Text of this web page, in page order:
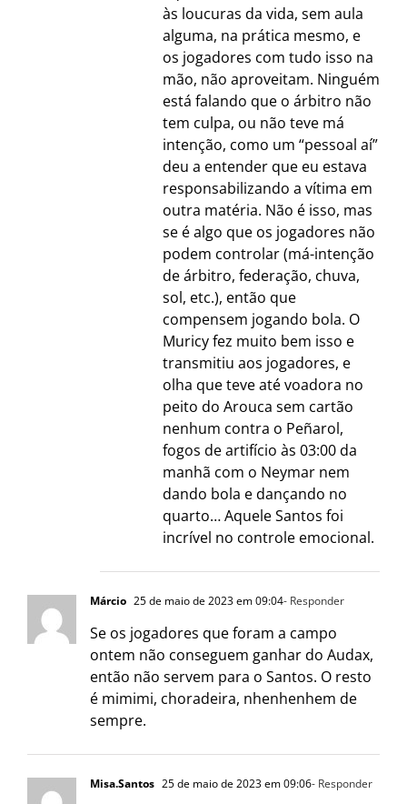
às loucuras da vida, sem aula
alguma, na prática mesmo, e
os jogadores com tudo isso na
mão, não aproveitam. Ninguém
está falando que o árbitro não
tem culpa, ou não teve má
intenção, como um “pessoal aí”
deu a entender que eu estava
responsabilizando a vítima em
outra matéria. Não é isso, mas
se é algo que os jogadores não
podem controlar (má-intenção
de árbitro, federação, chuva,
sol, etc.), então que
compensem jogando bola. O
Muricy fez muito bem isso e
transmitiu aos jogadores, e
olha que teve até voadora no
peito do Arouca sem cartão
nenhum contra o Peñarol,
fogos de artifício às 03:00 da
manhã com o Neymar nem
dando bola e dançando no
quarto… Aquele Santos foi
incrível no controle emocional.
Márcio 25 de maio de 2023 em 09:04- Responder
Se os jogadores que foram a campo
ontem não conseguem ganhar do Audax,
então não servem para o Santos. O resto
é mimimi, choradeira, nhenhenhem de
sempre.
Misa.Santos 25 de maio de 2023 em 09:06- Responder